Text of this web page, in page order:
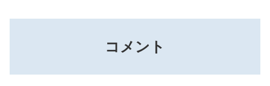
コメント